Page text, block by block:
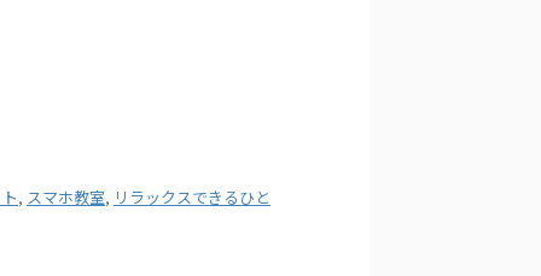
, スマホ教室, リラックスできるひと